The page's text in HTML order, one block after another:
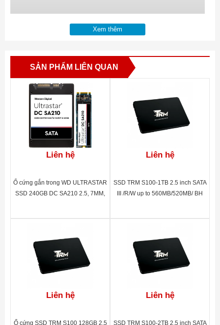
Xem thêm
SẢN PHẨM LIÊN QUAN
Liên hệ
Ổ cứng gắn trong WD ULTRASTAR
SSD 240GB DC SA210 2.5, 7MM,
Liên hệ
SSD TRM S100-1TB 2.5 inch SATA
III /R/W up to 560MB/520MB/ BH
Liên hệ
Ổ cứng SSD TRM S100 128GB 2.5
Liên hệ
SSD TRM S100-2TB 2.5 inch SATA